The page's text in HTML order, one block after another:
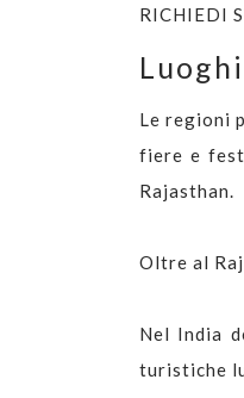
RICHIEDI
Le regioni
fiere e
Rajasthan.
Oltre al
Nel India
turistiche